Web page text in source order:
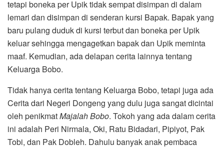
tetapi boneka per Upik tidak sempat disimpan di dalam
lemari dan disimpan di senderan kursi Bapak. Bapak yang
baru pulang duduk di kursi terbut dan boneka per Upik
keluar sehingga mengagetkan bapak dan Upik meminta
maaf. Kemudian, ada delapan cerita lainnya tentang
Keluarga Bobo.
Tidak hanya cerita tentang Keluarga Bobo, tetapi juga ada
Cerita dari Negeri Dongeng yang dulu juga sangat dicintai
oleh penikmatMajalah Bobo. Tokoh yang ada dalam cerita
ini adalah Peri Nirmala, Oki, Ratu Bidadari, Pipiyot, Pak
Tobi, dan Pak Dobleh. Dahulu banyak anak pembaca